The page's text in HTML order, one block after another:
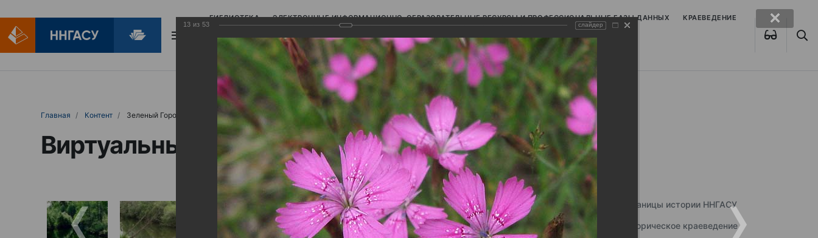
БИБЛИОТЕКА ЭЛЕКТРОННЫЕ ИНФОРМАЦИОННО-ОБРАЗОВАТЕЛЬНЫЕ РЕСУРСЫ И ПРОФЕССИОНАЛЬНЫЕ БАЗЫ ДАННЫХ КРАЕВЕДЕНИЕ
БИБЛИОПОМОЩЬ
Главная Контент Зеленый Город
Виртуальные выставки (фотоальбомы)
Страницы истории ННГАСУ
Историческое краеведение
13 из 53 слайдер